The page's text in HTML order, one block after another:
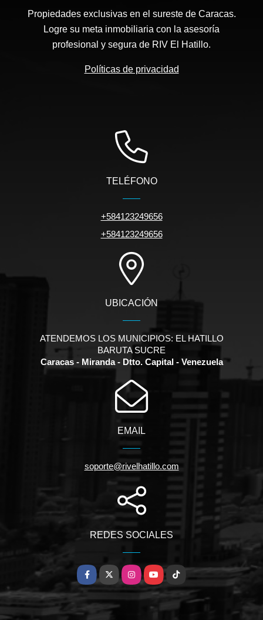
Propiedades exclusivas en el sureste de Caracas.
Logre su meta inmobiliaria con la asesoría
profesional y segura de RIV El Hatillo.
Políticas de privacidad
TELÉFONO
+584123249656
+584123249656
UBICACIÓN
ATENDEMOS LOS MUNICIPIOS: EL HATILLO
BARUTA SUCRE
Caracas - Miranda - Dtto. Capital - Venezuela
EMAIL
soporte@rivelhatillo.com
REDES SOCIALES
Facebook
X InstagramYouTubeTikTok